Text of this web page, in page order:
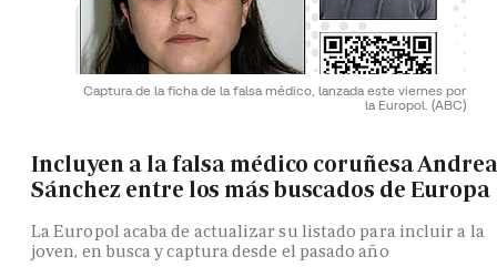
Captura de la ficha de la falsa médico, lanzada este viernes por
la Europol. (ABC)
Incluyen a la falsa médico coruñesa Andrea
Sánchez entre los más buscados de Europa
La Europol acaba de actualizar su listado para incluir a la
joven, en busca y captura desde el pasado año